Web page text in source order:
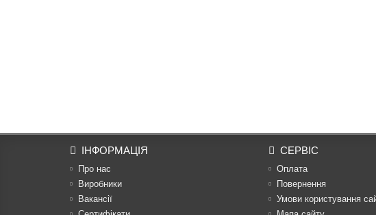
ІНФОРМАЦІЯ
Про нас
Виробники
Вакансії
СЕРВІС
Оплата
Повернення
Умови користування